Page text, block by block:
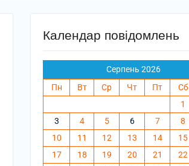
Календар повідомлень
Серпень 2026
Пн
Вт Ср Чт Пт Сб
1
3
4 5 6 7 8
10
11 12 13 14 15
17
18 19 20 21 22